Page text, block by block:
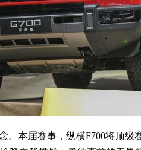
。本届赛事，纵横F700将顶级